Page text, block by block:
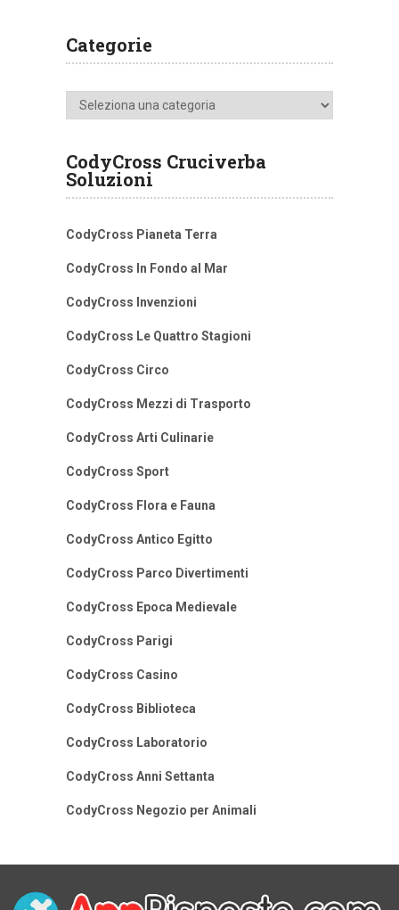
Categorie
Categorie
CodyCross Cruciverba
Soluzioni
CodyCross Pianeta Terra
CodyCross In Fondo al Mar
CodyCross Invenzioni
CodyCross Le Quattro Stagioni
CodyCross Circo
CodyCross Mezzi di Trasporto
CodyCross Arti Culinarie
CodyCross Sport
CodyCross Flora e Fauna
CodyCross Antico Egitto
CodyCross Parco Divertimenti
CodyCross Epoca Medievale
CodyCross Parigi
CodyCross Casino
CodyCross Biblioteca
CodyCross Laboratorio
CodyCross Anni Settanta
CodyCross Negozio per Animali